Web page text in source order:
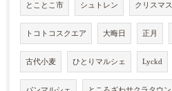
とことこ市 シュトレン クリスマス
トコトコスクエア 大晦日 正月
古代小麦 ひとりマルシェ Lyckd